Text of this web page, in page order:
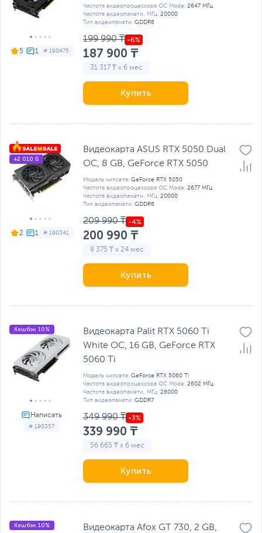
5 # 190475
Частота видеопроцессора OC Mode: 2647 МГц
Частота видеопамяти, МГц: 20000
Тип видеопамяти: GDDR6
199 990 ₸
187 900 ₸
31 317 ₸ x 6 мес
Купить
2 # 190341
+2 010 Б
Видеокарта ASUS RTX 5050 Dual
OC, 8 GB, GeForсe RTX 5050
Модель чипсета: GeForce RTX 5050
Частота видеопроцессора OC Mode: 2677 МГц
Частота видеопамяти, МГц: 20000
Тип видеопамяти: GDDR6
209 990 ₸
200 990 ₸
8 375 ₸ x 24 мес
Купить
# 190357
Кешбэк 10%
Видеокарта Palit RTX 5060 Ti
White OC, 16 GB, GeForсe RTX
5060 Ti
Модель чипсета: GeForсe RTX 5060 Ti
Частота видеопроцессора OC Mode: 2602 МГц
Частота видеопамяти, МГц: 28000
Тип видеопамяти: GDDR7
349 990 ₸
339 990 ₸
56 665 ₸ x 6 мес
Купить
Кешбэк 10%
Видеокарта Afox GT 730, 2 GB,